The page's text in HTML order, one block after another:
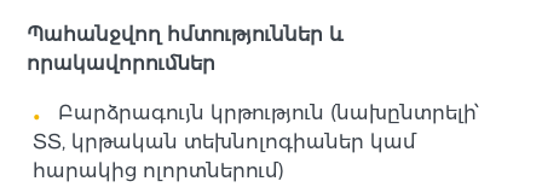
Պահանջվող հմտություններ և
որակավորումներ
Բարձրագույն կրթություն (նախընտրելի՝
ՏՏ, կրթական տեխնոլոգիաներ կամ
հարակից ոլորտներում)